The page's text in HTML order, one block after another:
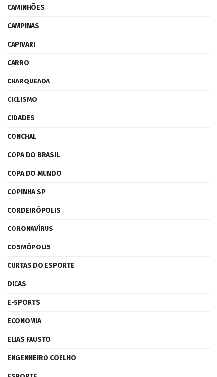
CAMINHÕES
CAMPINAS
CAPIVARI
CARRO
CHARQUEADA
CICLISMO
CIDADES
CONCHAL
COPA DO BRASIL
COPA DO MUNDO
COPINHA SP
CORDEIRÓPOLIS
CORONAVÍRUS
COSMÓPOLIS
CURTAS DO ESPORTE
DICAS
E-SPORTS
ECONOMIA
ELIAS FAUSTO
ENGENHEIRO COELHO